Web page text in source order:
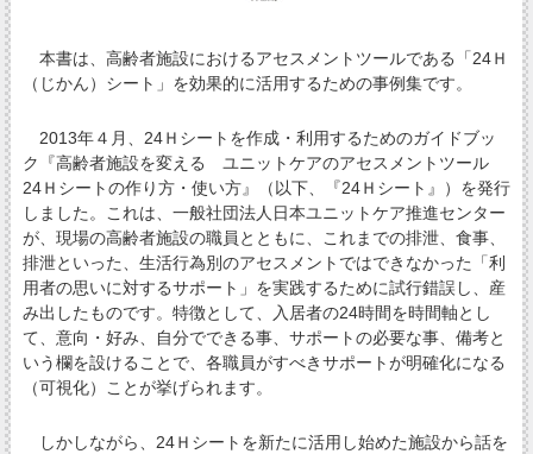
本書は、高齢者施設におけるアセスメントツールである「24Ｈ
（じかん）シート」を効果的に活用するための事例集です。
2013年４月、24Ｈシートを作成・利用するためのガイドブッ
ク『高齢者施設を変える ユニットケアのアセスメントツール
24Ｈシートの作り方・使い方』（以下、『24Ｈシート』）を発行
しました。これは、一般社団法人日本ユニットケア推進センター
が、現場の高齢者施設の職員とともに、これまでの排泄、食事、
排泄といった、生活行為別のアセスメントではできなかった「利
用者の思いに対するサポート」を実践するために試行錯誤し、産
み出したものです。特徴として、入居者の24時間を時間軸とし
て、意向・好み、自分でできる事、サポートの必要な事、備考と
いう欄を設けることで、各職員がすべきサポートが明確化になる
（可視化）ことが挙げられます。
しかしながら、24Ｈシートを新たに活用し始めた施設から話を